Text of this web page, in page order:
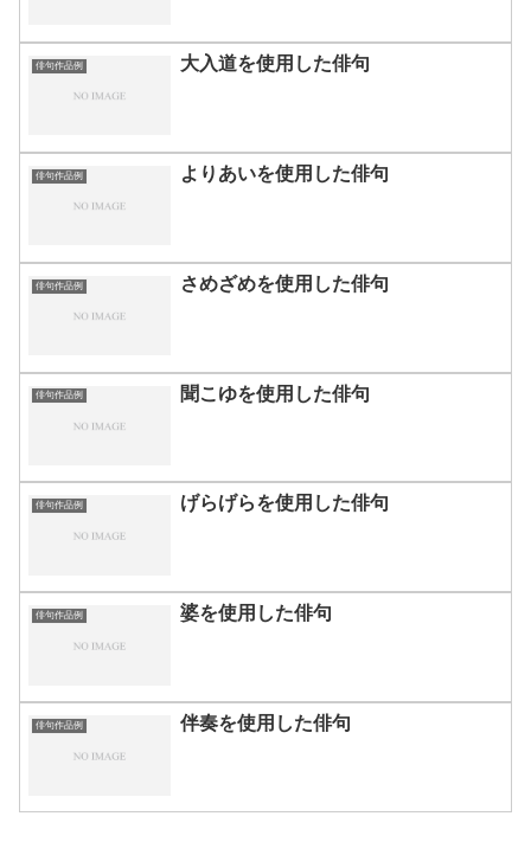
俳句作品例 大入道を使用した俳句
俳句作品例 よりあいを使用した俳句
俳句作品例 さめざめを使用した俳句
俳句作品例 聞こゆを使用した俳句
俳句作品例 げらげらを使用した俳句
俳句作品例 婆を使用した俳句
俳句作品例 伴奏を使用した俳句